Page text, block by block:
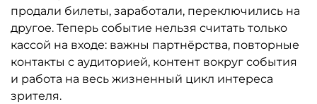
продали билеты, заработали, переключились на
другое. Теперь событие нельзя считать только
кассой на входе: важны партнёрства, повторные
контакты с аудиторией, контент вокруг события
и работа на весь жизненный цикл интереса
зрителя.